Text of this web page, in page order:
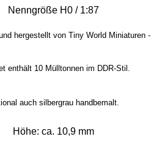
Nenngröße H0 / 1:87
hergestellt von Tiny World Miniaturen -
enthält 10 Mülltonnen im DDR-Stil.
auch silbergrau handbemalt.
Höhe: ca. 10,9 mm